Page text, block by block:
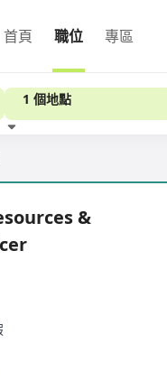
首頁 職位 專區
1 個地點
&